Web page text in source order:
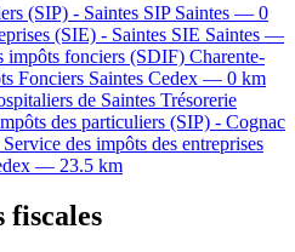
(SIP) - Saintes SIP Saintes — 0
(SIE) - Saintes SIE Saintes —
impôts fonciers (SDIF) Charente-
Fonciers Saintes Cedex — 0 km
de Saintes Trésorerie
des particuliers (SIP) - Cognac
Service des impôts des entreprises
— 23.5 km
fiscales